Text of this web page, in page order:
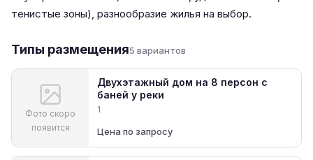
тенистые зоны), разнообразие жилья на выбор.
Типы размещения5 вариантов
Фото скоро
появится
Двухэтажный дом на 8 персон с
баней у реки
1
Цена по запросу